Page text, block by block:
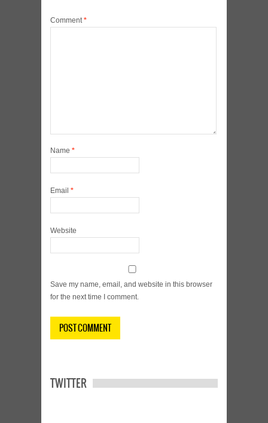
Comment*
Name *
Email *
Website
Save my name, email, and website in this browser
for the next time I comment.
TWITTER